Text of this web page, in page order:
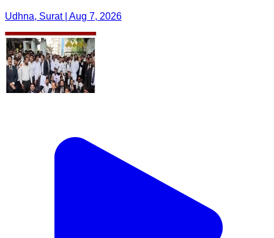
Udhna, Surat | Aug 7, 2026